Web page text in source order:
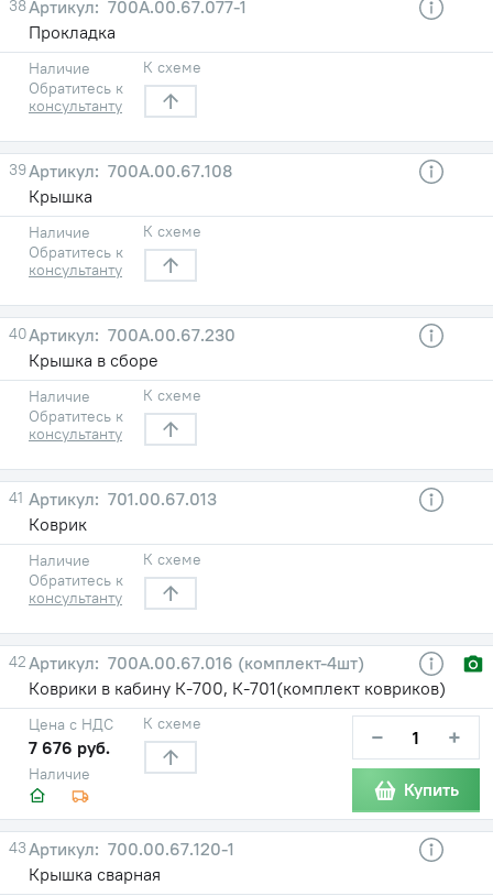
38
700А.00.67.077-1
Прокладка
Наличие
Обратитесь к
консультанту
К схеме
39
700А.00.67.108
Крышка
Наличие
Обратитесь к
консультанту
К схеме
40
700А.00.67.230
Крышка в сборе
Наличие
Обратитесь к
консультанту
К схеме
41
701.00.67.013
Коврик
Наличие
Обратитесь к
консультанту
К схеме
42
700А.00.67.016 (комплект-4шт)
Коврики в кабину К-700, К-701(комплект ковриков)
Наличие
Цена с НДС
7 676 руб.
К схеме − +
Купить
43
700.00.67.120-1
Крышка сварная